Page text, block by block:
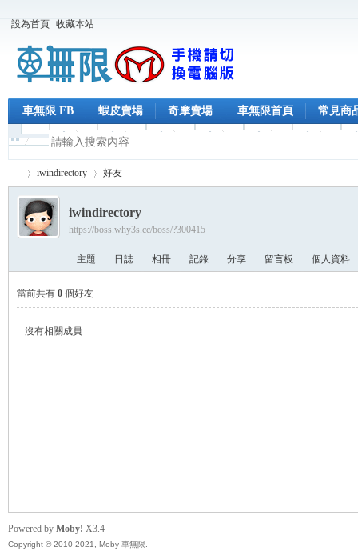
設為首頁 收藏本站
車無限 FB 蝦皮賣場 奇摩賣場 車無限首頁 常見商
›
iwindirectory 好友
iwindirectory
https://boss.why3s.cc/boss/?300415
主題 日誌 相冊 記錄 分享 留言板 個人資料
當前共有 0 個好友
沒有相關成員
Powered by Moby! X3.4
Copyright © 2010-2021, Moby 車無限.